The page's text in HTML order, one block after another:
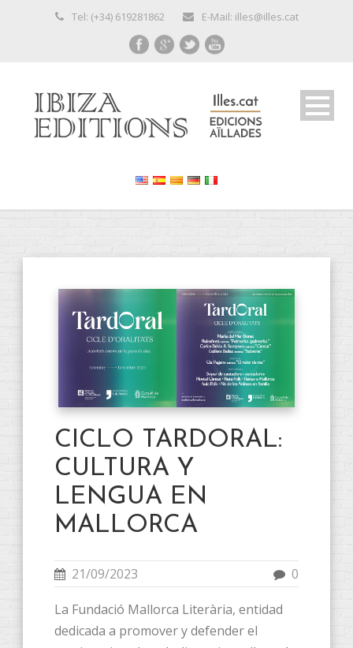
Tel: (+34) 619281862 E-Mail: illes@illes.cat
CICLO TARDORAL:
CULTURA Y
LENGUA EN
MALLORCA
21/09/2023 0
La Fundació Mallorca Literària, entidad
dedicada a promover y defender el